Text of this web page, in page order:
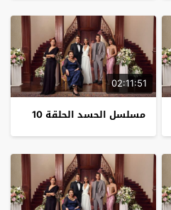
02:11:51
مسلسل الحسد الحلقة 10